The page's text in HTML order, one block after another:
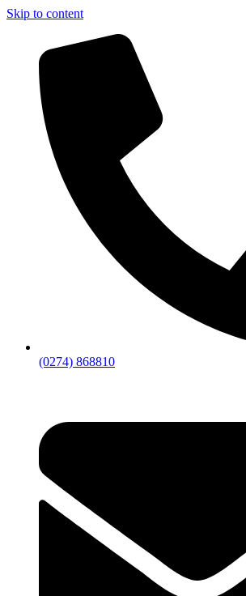
Skip to content
(0274) 868810